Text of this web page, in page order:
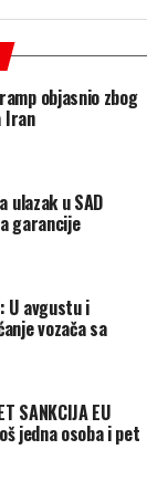
objasnio zbog
Iran
ulazak u SAD
garancije
U avgustu i
vozača sa
SANKCIJA EU
jedna osoba i pet